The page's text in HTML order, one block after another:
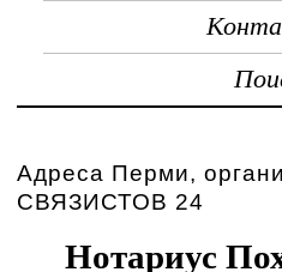
Адреса Перми,
СВЯЗИСТОВ 24
Нотариус